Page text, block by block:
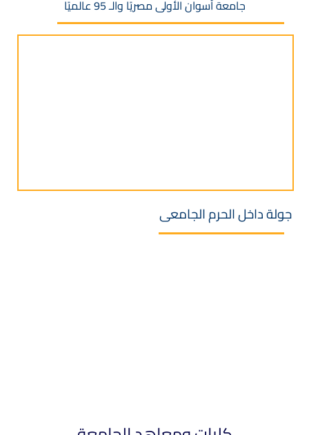
جامعة أسوان الأولى مصريًا والـ 95 عالميًا
جولة داخل الحرم الجامعى